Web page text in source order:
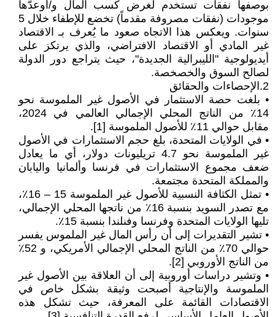
بوصفها نفقات تستخدم لغرض كسب المال و/أوعدّها
موجودات (نفقات مصروفة مقدماً) تخضع للإطفاء خلال 5
سنوات. ويعكس هذا الاتجاه صعود ما يُعرف بـ الاقتصاد
غير المادي أو الاقتصاد الافتراضي، والذي يرتكز على
أيديولوجية "الليبرالية الجديدة"، حيث يتراجع دور الدولة
لصالح السوق والخصخصة.
2.الإحصاءات والحقائق
• بلغت حصة الاستثمار في الأصول غير الملموسة نحو
14٪ من الناتج المحلي الإجمالي العالمي في 2024،
مقابل حوالي 11٪ للأصول الملموسة [1].
• في الولايات المتحدة، بلغ حجم الاستثمارات في الأصول
غير الملموسة نحو 4.7 تريليونات دولار، أي ما يعادل
ضعف مجموع الاستثمارات في فرنسا وألمانيا واليابان
والمملكة المتحدة مجتمعة.
• تمثل الكثافة النسبية للأصول غير الملموسة 15 – 16٪،
مع تصدر السويد بنسبة 16٪ من ناتجها المحلي الإجمالي،
تليها الولايات المتحدة وفرنسا وفنلندا بنسبة 15٪.
• تشير التقديرات إلى أن رأس المال غير الملموس يفسر
حوالي 70٪ من الناتج المحلي الإجمالي الأمريكي، و 52٪
من الناتج الأوروبي [2].
• وتشير دراسات أوروبية إلى أن العلاقة بين الأصول غير
الملموسة والإنتاجية أصبحت وثيقة بشكل خاص في
الاقتصادات القائمة على المعرفة، حيث تشكل هذه